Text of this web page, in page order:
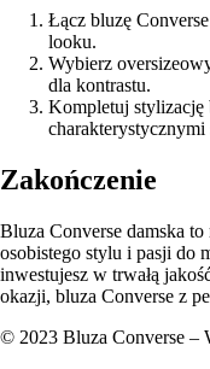
Łącz bluzę
looku.
Wybierz
dla kontrastu.
Kompletuj stylizację
charakterystycznymi
Zakończenie
Bluza Converse damska
osobistego stylu i pasji do
inwestujesz w trwałą
okazji, bluza Converse z
© 2023 Bluza Converse –